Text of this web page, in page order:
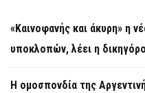
«Καινοφανής και άκυρη» η
υποκλοπών, λέει η
Η ομοσπονδία της